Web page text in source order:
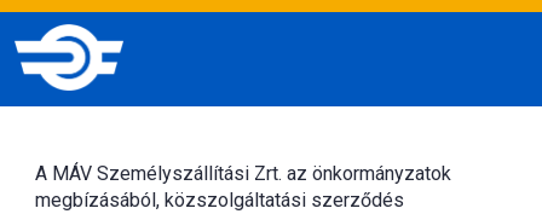
A MÁV Személyszállítási Zrt. az önkormányzatok
megbízásából, közszolgáltatási szerződés